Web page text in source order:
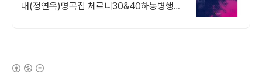
대(정연옥)명곡집 체르니30&40하농병행악